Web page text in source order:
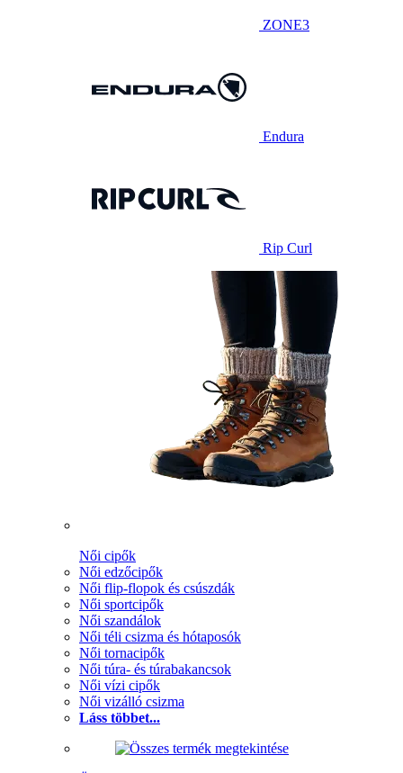
ZONE3
Endura
Rip Curl
Női cipők
Női edzőcipők
Női flip-flopok és csúszdák
Női sportcipők
Női szandálok
Női téli csizma és hótaposók
Női tornacipők
Női túra- és túrabakancsok
Női vízi cipők
Női vizálló csizma
Láss többet...